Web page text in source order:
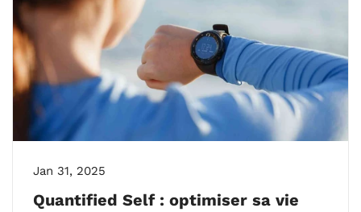
Jan 31, 2025
Quantified Self : optimiser sa vie